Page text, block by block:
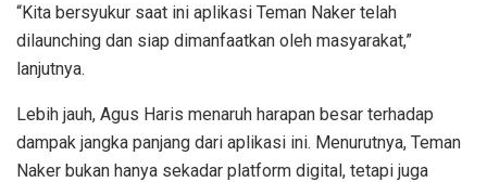
“Kita bersyukur saat ini aplikasi Teman Naker telah
dilaunching dan siap dimanfaatkan oleh masyarakat,”
lanjutnya.
Lebih jauh, Agus Haris menaruh harapan besar terhadap
dampak jangka panjang dari aplikasi ini. Menurutnya, Teman
Naker bukan hanya sekadar platform digital, tetapi juga